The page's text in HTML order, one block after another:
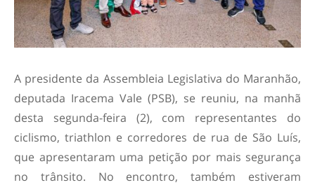
A presidente da Assembleia Legislativa do Maranhão,
deputada Iracema Vale (PSB), se reuniu, na manhã
desta segunda-feira (2), com representantes do
ciclismo, triathlon e corredores de rua de São Luís,
que apresentaram uma petição por mais segurança
no trânsito. No encontro, também estiveram